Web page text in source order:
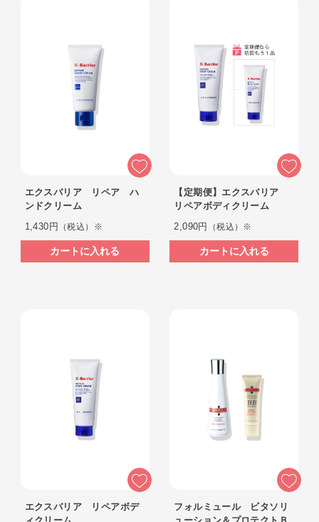
エクスバリア リペア ハ
ンドクリーム
1,430円
（税込）※
カートに入れる
【定期便】エクスバリア
リペアボディクリーム
2,090円
（税込）※
カートに入れる
エクスバリア リペアボデ
フォルミュール ビタソリ